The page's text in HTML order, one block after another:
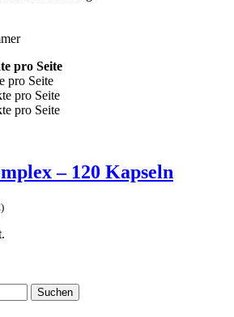
pro Seite
pro Seite
pro Seite
pro Seite
– 120 Kapseln
)
Suchen